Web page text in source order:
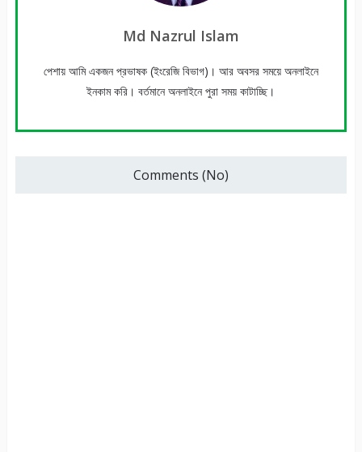
Md Nazrul Islam
পেশায় আমি একজন প্রভাষক (ইংরেজি বিভাগ)। আর অবসর সময়ে অনলাইনে
ইনকাম করি। বর্তমানে অনলাইনে পুরা সময় কাটাচ্ছি।
Comments (No)